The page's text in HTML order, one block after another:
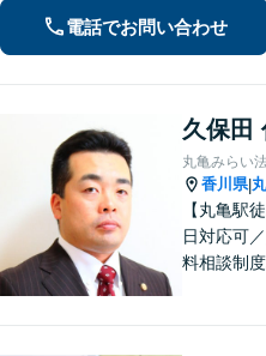
電話でお問い合わせ
久保田
丸亀みらい
香川県|
【丸亀駅
日対応可
料相談制